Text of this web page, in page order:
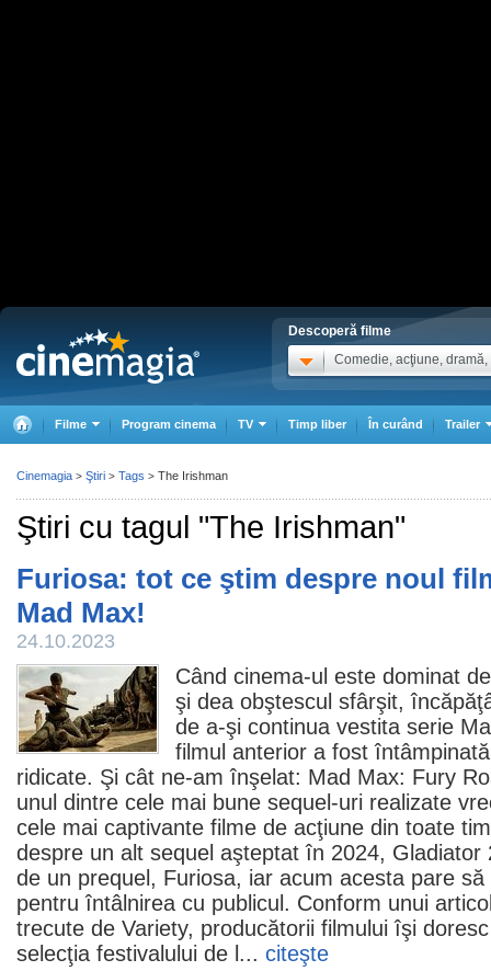
Descoperă filme
Comedie, acţiune, dramă,
Filme Program cinema TV Timp liber În curând Trailer
Ştiri cu tagul "The Irishman"
Furiosa: tot ce ştim despre noul
Mad Max!
24.10.2023
Când cinema-ul este dominat
şi dea obştescul sfârşit,
de a-şi continua vestita serie
filmul anterior a fost
ridicate. Şi cât ne-am înşelat: Mad Max: Fury
unul dintre cele mai bune sequel-uri realizate
cele mai captivante filme de acţiune din toate
despre un alt sequel aşteptat în 2024, Gladiator
de un prequel, Furiosa, iar acum acesta pare
pentru întâlnirea cu publicul. Conform unui
trecute de Variety, producătorii filmului îşi
selecţia festivalului de l... citeşte
Cinemagia > Ştiri > Tags > The Irishman